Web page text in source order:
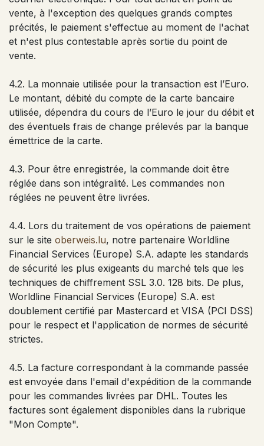
vente, à l'exception des quelques grands comptes
précités, le paiement s'effectue au moment de l'achat
et n'est plus contestable après sortie du point de
vente.
4.2. La monnaie utilisée pour la transaction est l’Euro.
Le montant, débité du compte de la carte bancaire
utilisée, dépendra du cours de l’Euro le jour du débit et
des éventuels frais de change prélevés par la banque
émettrice de la carte.
4.3. Pour être enregistrée, la commande doit être
réglée dans son intégralité. Les commandes non
réglées ne peuvent être livrées.
4.4. Lors du traitement de vos opérations de paiement
sur le site oberweis.lu, notre partenaire Worldline
Financial Services (Europe) S.A. adapte les standards
de sécurité les plus exigeants du marché tels que les
techniques de chiffrement SSL 3.0. 128 bits. De plus,
Worldline Financial Services (Europe) S.A. est
doublement certifié par Mastercard et VISA (PCI DSS)
pour le respect et l'application de normes de sécurité
strictes.
4.5. La facture correspondant à la commande passée
est envoyée dans l'email d'expédition de la commande
pour les commandes livrées par DHL. Toutes les
factures sont également disponibles dans la rubrique
"Mon Compte".